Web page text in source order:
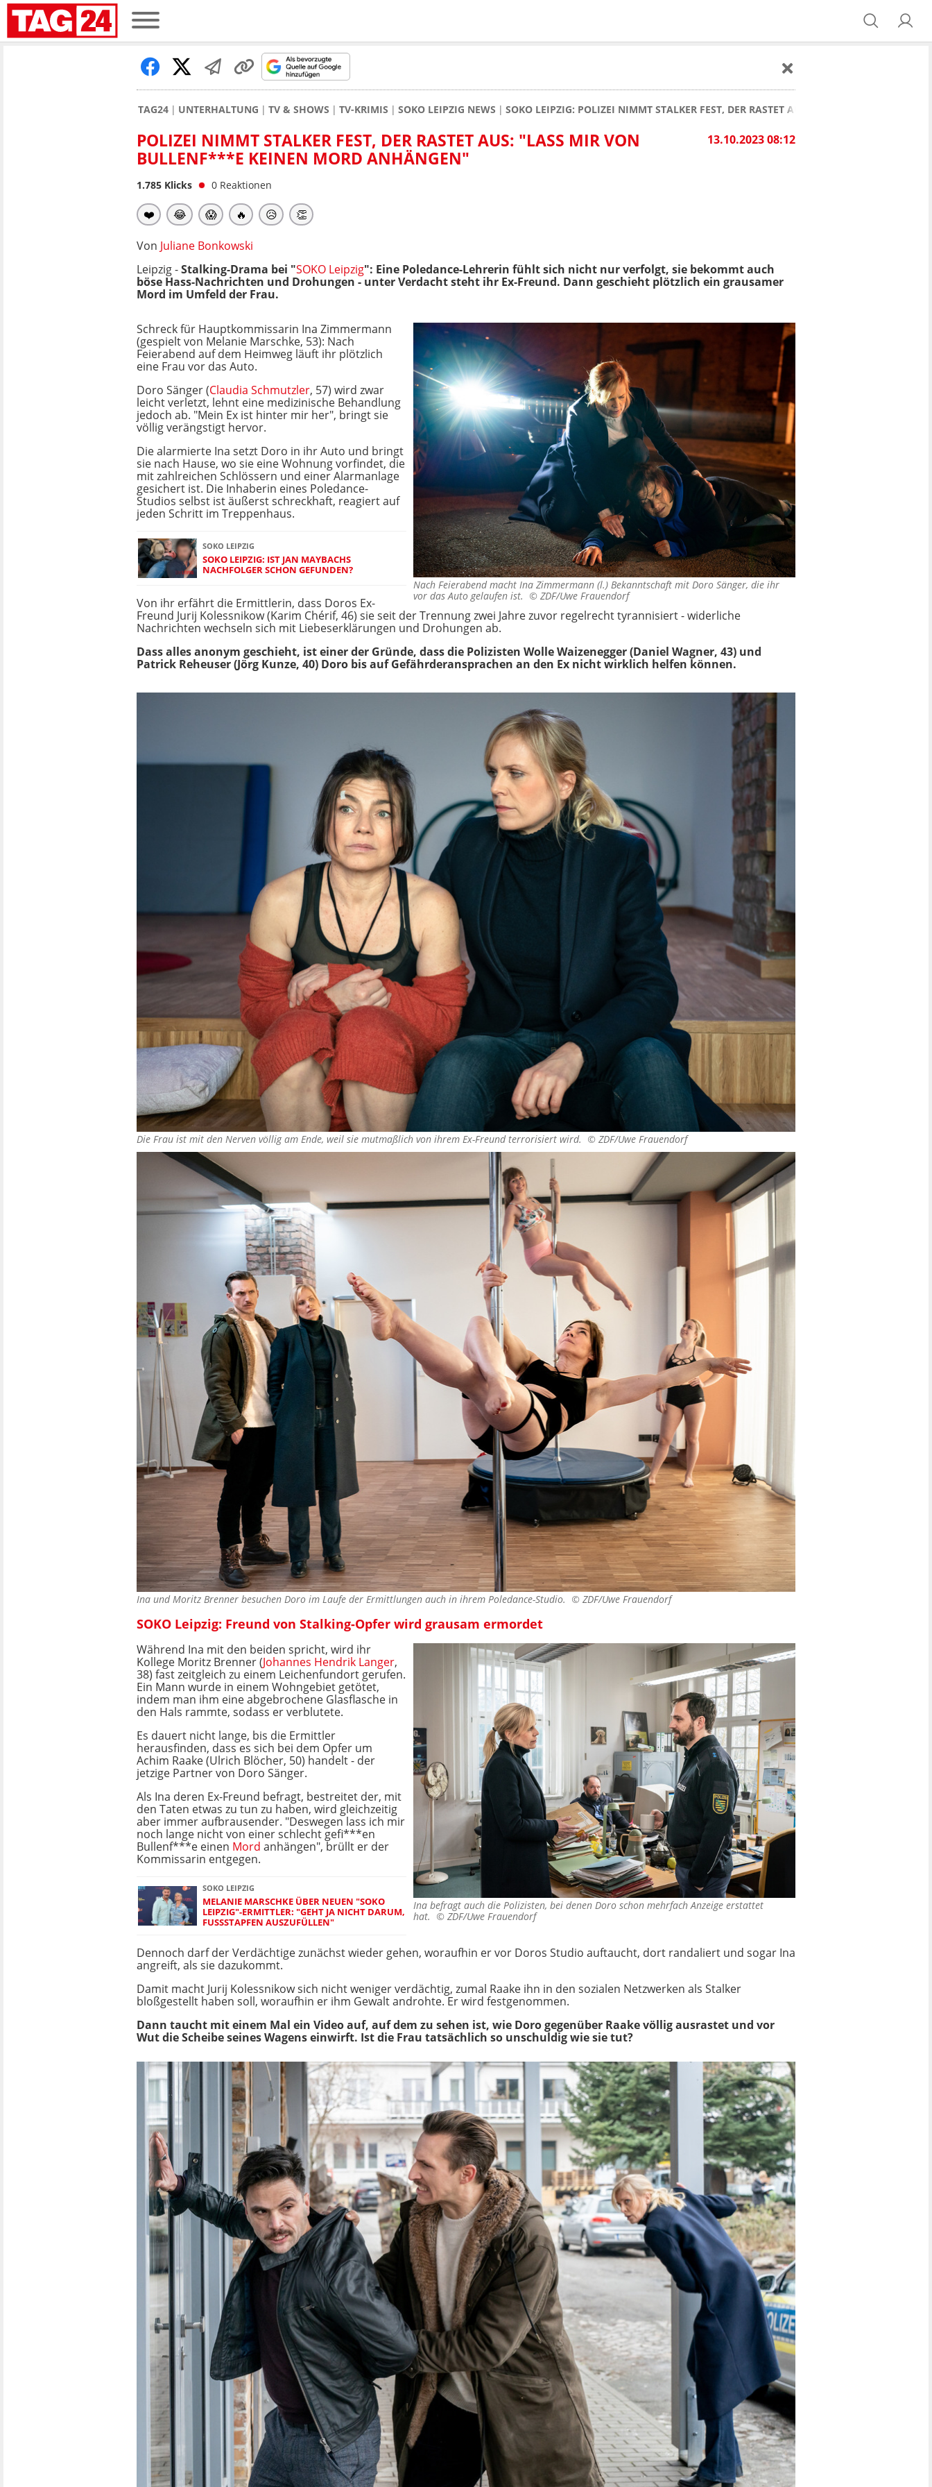
TAG24 UNTERHALTUNG TV & SHOWS TV-KRIMIS SOKO LEIPZIG NEWS SOKO LEIPZIG: POLIZEI NIMMT STALKER FEST, DER RASTET AUS: "LASS MIR VON
13.10.2023 08:12
POLIZEI NIMMT STALKER FEST, DER RASTET AUS: "LASS MIR VON
BULLENF***E KEINEN MORD ANHÄNGEN"
1.785 Klicks 0 Reaktionen
❤️ 😂 😱 🔥 😥 👏
Von Juliane Bonkowski
Leipzig -Stalking-Drama bei "SOKO Leipzig": Eine Poledance-Lehrerin fühlt sich nicht nur verfolgt, sie bekommt auch
böse Hass-Nachrichten und Drohungen - unter Verdacht steht ihr Ex-Freund. Dann geschieht plötzlich ein grausamer
Mord im Umfeld der Frau.
Nach Feierabend macht Ina Zimmermann (l.) Bekanntschaft mit Doro Sänger, die ihr
vor das Auto gelaufen ist. © ZDF/Uwe Frauendorf
Schreck für Hauptkommissarin Ina Zimmermann
(gespielt von Melanie Marschke, 53): Nach
Feierabend auf dem Heimweg läuft ihr plötzlich
eine Frau vor das Auto.
Doro Sänger (Claudia Schmutzler, 57) wird zwar
leicht verletzt, lehnt eine medizinische Behandlung
jedoch ab. "Mein Ex ist hinter mir her", bringt sie
völlig verängstigt hervor.
Die alarmierte Ina setzt Doro in ihr Auto und bringt
sie nach Hause, wo sie eine Wohnung vorfindet, die
mit zahlreichen Schlössern und einer Alarmanlage
gesichert ist. Die Inhaberin eines Poledance-
Studios selbst ist äußerst schreckhaft, reagiert auf
jeden Schritt im Treppenhaus.
SOKO LEIPZIG
SOKO LEIPZIG: IST JAN MAYBACHS
NACHFOLGER SCHON GEFUNDEN?
Von ihr erfährt die Ermittlerin, dass Doros Ex-
Freund Jurij Kolessnikow (Karim Chérif, 46) sie seit der Trennung zwei Jahre zuvor regelrecht tyrannisiert - widerliche
Nachrichten wechseln sich mit Liebeserklärungen und Drohungen ab.
Dass alles anonym geschieht, ist einer der Gründe, dass die Polizisten Wolle Waizenegger (Daniel Wagner, 43) und
Patrick Reheuser (Jörg Kunze, 40) Doro bis auf Gefährderansprachen an den Ex nicht wirklich helfen können.
Die Frau ist mit den Nerven völlig am Ende, weil sie mutmaßlich von ihrem Ex-Freund terrorisiert wird. © ZDF/Uwe Frauendorf
Ina und Moritz Brenner besuchen Doro im Laufe der Ermittlungen auch in ihrem Poledance-Studio. © ZDF/Uwe Frauendorf
SOKO Leipzig: Freund von Stalking-Opfer wird grausam ermordet
Ina befragt auch die Polizisten, bei denen Doro schon mehrfach Anzeige erstattet
hat. © ZDF/Uwe Frauendorf
Während Ina mit den beiden spricht, wird ihr
Kollege Moritz Brenner (Johannes Hendrik Langer,
38) fast zeitgleich zu einem Leichenfundort gerufen.
Ein Mann wurde in einem Wohngebiet getötet,
indem man ihm eine abgebrochene Glasflasche in
den Hals rammte, sodass er verblutete.
Es dauert nicht lange, bis die Ermittler
herausfinden, dass es sich bei dem Opfer um
Achim Raake (Ulrich Blöcher, 50) handelt - der
jetzige Partner von Doro Sänger.
Als Ina deren Ex-Freund befragt, bestreitet der, mit
den Taten etwas zu tun zu haben, wird gleichzeitig
aber immer aufbrausender. "Deswegen lass ich mir
noch lange nicht von einer schlecht gefi***en
Bullenf***e einen Mord anhängen", brüllt er der
Kommissarin entgegen.
SOKO LEIPZIG
MELANIE MARSCHKE ÜBER NEUEN "SOKO
LEIPZIG"-ERMITTLER: "GEHT JA NICHT DARUM,
FUSSSTAPFEN AUSZUFÜLLEN"
Dennoch darf der Verdächtige zunächst wieder gehen, woraufhin er vor Doros Studio auftaucht, dort randaliert und sogar Ina
angreift, als sie dazukommt.
Damit macht Jurij Kolessnikow sich nicht weniger verdächtig, zumal Raake ihn in den sozialen Netzwerken als Stalker
bloßgestellt haben soll, woraufhin er ihm Gewalt androhte. Er wird festgenommen.
Dann taucht mit einem Mal ein Video auf, auf dem zu sehen ist, wie Doro gegenüber Raake völlig ausrastet und vor
Wut die Scheibe seines Wagens einwirft. Ist die Frau tatsächlich so unschuldig wie sie tut?